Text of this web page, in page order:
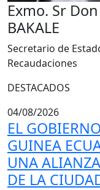
Exmo. Sr
BAKALE
Secretario de
Recaudaciones
DESTACADOS
04/08/2026
EL
GUINEA
UNA
DE LA